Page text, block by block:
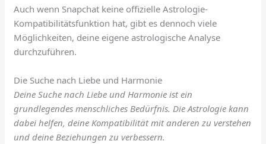
Auch wenn Snapchat keine offizielle Astrologie-
Kompatibilitätsfunktion hat, gibt es dennoch viele
Möglichkeiten, deine eigene astrologische Analyse
durchzuführen.
Die Suche nach Liebe und Harmonie
Deine Suche nach Liebe und Harmonie ist ein
grundlegendes menschliches Bedürfnis. Die Astrologie kann
dabei helfen, deine Kompatibilität mit anderen zu verstehen
und deine Beziehungen zu verbessern.